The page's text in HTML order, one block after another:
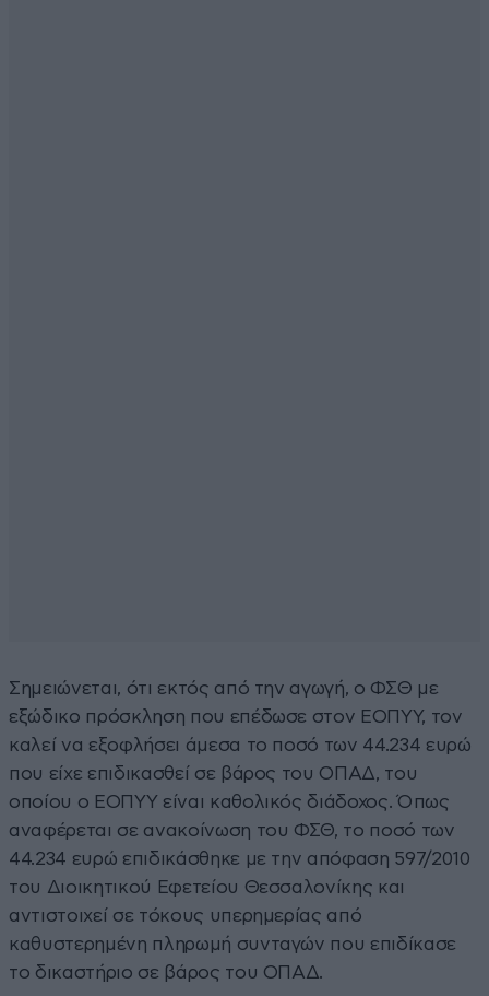
Σημειώνεται, ότι εκτός από την αγωγή, ο ΦΣΘ με
εξώδικο πρόσκληση που επέδωσε στον ΕΟΠΥΥ, τον
καλεί να εξοφλήσει άμεσα το ποσό των 44.234 ευρώ
που είχε επιδικασθεί σε βάρος του ΟΠΑΔ, του
οποίου ο ΕΟΠΥΥ είναι καθολικός διάδοχος. Όπως
αναφέρεται σε ανακοίνωση του ΦΣΘ, το ποσό των
44.234 ευρώ επιδικάσθηκε με την απόφαση 597/2010
του Διοικητικού Εφετείου Θεσσαλονίκης και
αντιστοιχεί σε τόκους υπερημερίας από
καθυστερημένη πληρωμή συνταγών που επιδίκασε
το δικαστήριο σε βάρος του ΟΠΑΔ.